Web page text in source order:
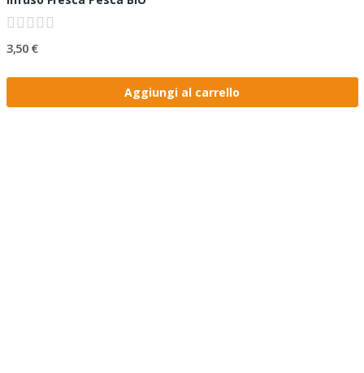
3,50 €
Aggiungi al carrello